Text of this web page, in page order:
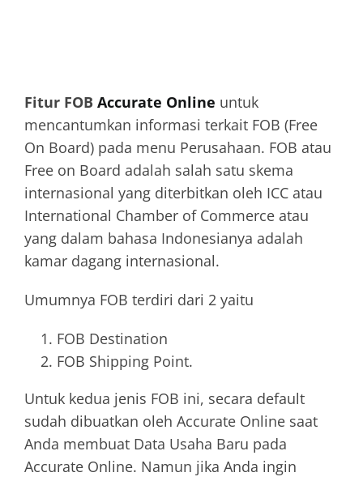
Fitur FOB Accurate Online untuk
mencantumkan informasi terkait FOB (Free
On Board) pada menu Perusahaan. FOB atau
Free on Board adalah salah satu skema
internasional yang diterbitkan oleh ICC atau
International Chamber of Commerce atau
yang dalam bahasa Indonesianya adalah
kamar dagang internasional.
Umumnya FOB terdiri dari 2 yaitu
FOB Destination
FOB Shipping Point.
Untuk kedua jenis FOB ini, secara default
sudah dibuatkan oleh Accurate Online saat
Anda membuat Data Usaha Baru pada
Accurate Online. Namun jika Anda ingin